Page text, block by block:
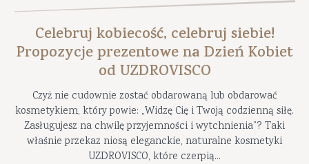
Celebruj kobiecość, celebruj siebie!
Propozycje prezentowe na Dzień Kobiet
od UZDROVISCO
Czyż nie cudownie zostać obdarowaną lub obdarować
kosmetykiem, który powie: „Widzę Cię i Twoją codzienną siłę.
Zasługujesz na chwilę przyjemności i wytchnienia”? Taki
właśnie przekaz niosą eleganckie, naturalne kosmetyki
UZDROVISCO, które czerpią...